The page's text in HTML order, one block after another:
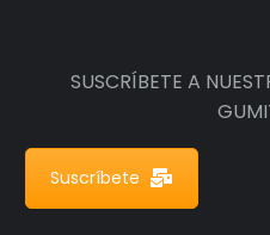
SUSCRÍBETE A
Suscríbete